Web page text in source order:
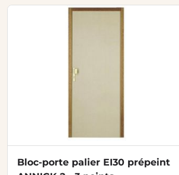
Bloc-porte palier EI30 prépeint